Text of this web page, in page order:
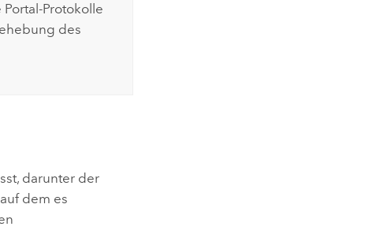
Protokolle
des
darunter der
dem es